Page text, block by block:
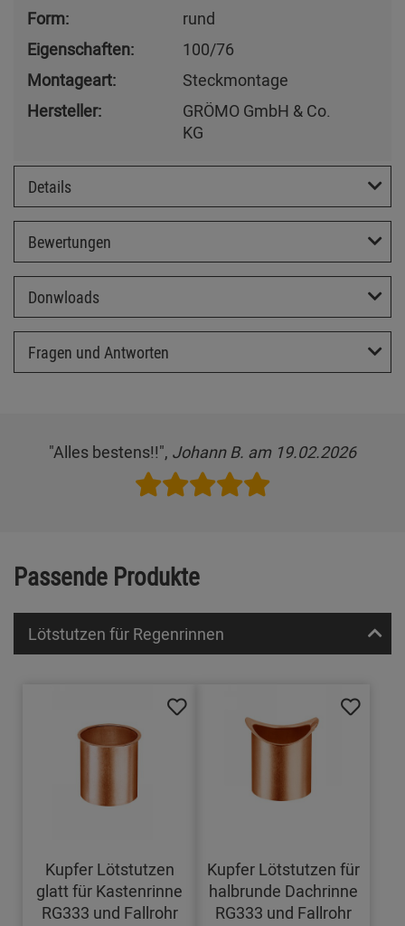
Form:
rund
Eigenschaften:
100/76
Montageart:
Steckmontage
Hersteller:
GRÖMO GmbH & Co.
KG
Details
Bewertungen
Donwloads
Fragen und Antworten
"Alles bestens!!", Johann B. am 19.02.2026
Passende Produkte
Lötstutzen für Regenrinnen
Kupfer Lötstutzen
glatt für Kastenrinne
RG333 und Fallrohr
Kupfer Lötstutzen für
halbrunde Dachrinne
RG333 und Fallrohr